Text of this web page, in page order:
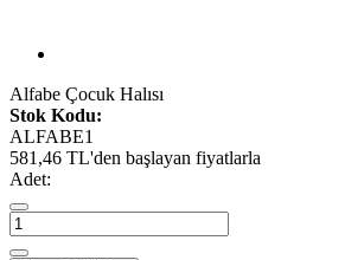
Alfabe Çocuk Halısı
Stok Kodu:
ALFABE1
581,46 TL'den başlayan fiyatlarla
Adet: